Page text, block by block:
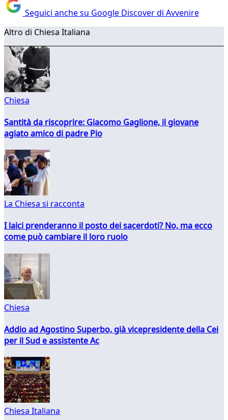
Seguici anche su Google Discover di Avvenire
Altro di Chiesa Italiana
Chiesa
Santità da riscoprire: Giacomo Gaglione, il giovane
agiato amico di padre Pio
La Chiesa si racconta
I laici prenderanno il posto dei sacerdoti? No, ma ecco
come può cambiare il loro ruolo
Chiesa
Addio ad Agostino Superbo, già vicepresidente della Cei
per il Sud e assistente Ac
Chiesa Italiana